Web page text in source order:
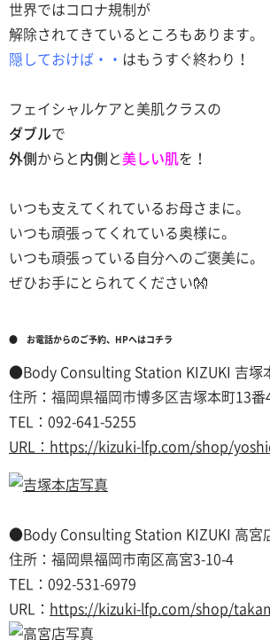
世界ではコロナ規制が
解除されてきているところもあります。
隠しておけば・・ はもうすぐ終わり！
フェイシャルケアと美肌クラスの
ダブルで
外側 からと 内側 と美しい肌を！
いつも支えてくれているお母さまに。
いつも頑張ってくれている奥様に。
いつも頑張っている自分へのご褒美に。
ぜひお手にとられてください👐
● お電話からのご予約、HPへはコチラ
●Body Consulting Station KIZUKI 吉塚
住所：福岡県福岡市博多区吉塚本町13番
TEL：092-641-5255
URL：https://kizuki-lfp.com/shop/
●Body Consulting Station KIZUKI 高宮
住所：福岡県福岡市南区高宮3-10-4
TEL：092-531-6979
URL： https://kizuki-lfp.com/shop/